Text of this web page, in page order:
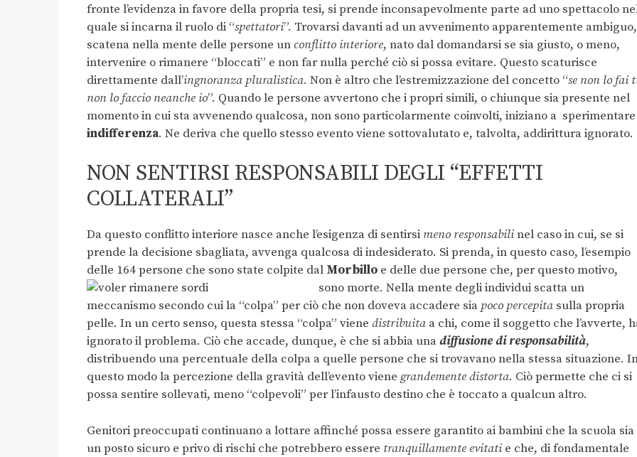
fronte l’evidenza in favore della propria tesi, si prende inconsapevolmente parte ad uno spettacolo
quale si incarna il ruolo di “spettatori”. Trovarsi davanti ad un avvenimento apparentemente ambiguo,
scatena nella mente delle persone un conflitto interiore, nato dal domandarsi se sia giusto, o meno,
intervenire o rimanere “bloccati” e non far nulla perché ciò si possa evitare. Questo scaturisce
direttamente dall’ingnoranza pluralistica. Non è altro che l’estremizzazione del concetto “se non lo fai
non lo faccio neanche io”. Quando le persone avvertono che i propri simili, o chiunque sia presente nel
momento in cui sta avvenendo qualcosa, non sono particolarmente coinvolti, iniziano a sperimentare
indifferenza. Ne deriva che quello stesso evento viene sottovalutato e, talvolta, addirittura ignorato.
NON SENTIRSI RESPONSABILI DEGLI “EFFETTI
COLLATERALI”
Da questo conflitto interiore nasce anche l’esigenza di sentirsi meno responsabilinel caso in cui, se si
prende la decisione sbagliata, avvenga qualcosa di indesiderato. Si prenda, in questo caso, l’esempio
delle 164 persone che sono state colpite dal Morbillo e delle due persone che, per questo motivo,
sono morte. Nella mente degli individui scatta un
meccanismo secondo cui la “colpa” per ciò che non doveva accadere sia poco percepita sulla propria
pelle. In un certo senso, questa stessa “colpa” viene distribuita a chi, come il soggetto che l’avverte,
ignorato il problema. Ciò che accade, dunque, è che si abbia unadiffusione di responsabilità,
distribuendo una percentuale della colpa a quelle persone che si trovavano nella stessa situazione.
questo modo la percezione della gravità dell’evento viene grandemente distorta. Ciò permette che ci si
possa sentire sollevati, meno “colpevoli” per l’infausto destino che è toccato a qualcun altro.
Genitori preoccupati continuano a lottare affinché possa essere garantito ai bambini che la scuola sia
un posto sicuro e privo di rischi che potrebbero essere tranquillamente evitati e che, di fondamentale